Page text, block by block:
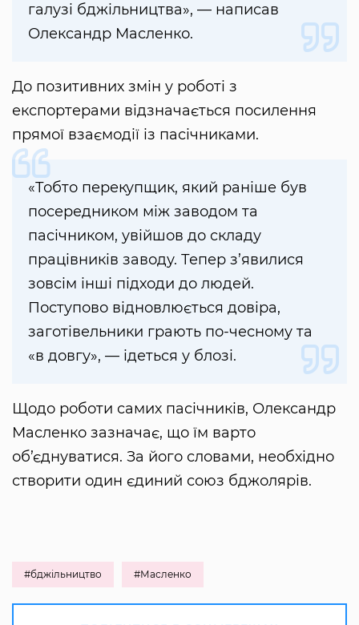
галузі бджільництва», — написав
Олександр Масленко.
До позитивних змін у роботі з
експортерами відзначається посилення
прямої взаємодії із пасічниками.
«Тобто перекупщик, який раніше був
посередником між заводом та
пасічником, увійшов до складу
працівників заводу. Тепер з’явилися
зовсім інші підходи до людей.
Поступово відновлюється довіра,
заготівельники грають по-чесному та
«в довгу», — ідеться у блозі.
Щодо роботи самих пасічників, Олександр
Масленко зазначає, що їм варто
об’єднуватися. За його словами, необхідно
створити один єдиний союз бджолярів.
#бджільництво #Масленко